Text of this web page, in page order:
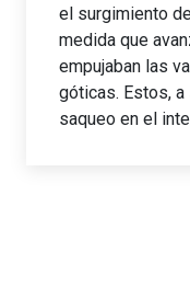
el surgimiento
medida que
empujaban las
góticas. Estos,
saqueo en el